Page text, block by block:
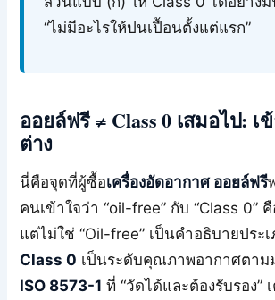
“ไม่มีอะไรให้ปนเปื้อนตั้งแต่แรก”
ออยล์ฟรี ≠ Class 0 เสมอไป: เ
ต่าง
นี่คือจุดที่ผู้ซื้อเครื่องอัดอากาศ ออยล์ฟรี
คนเข้าใจว่า “oil-free” กับ “Class 0”
แต่ไม่ใช่ “Oil-free” เป็นคำอธิบายประ
Class 0 เป็นระดับคุณภาพอากาศตาม
ISO 8573-1 ที่ “วัดได้และต้องรับรอง”